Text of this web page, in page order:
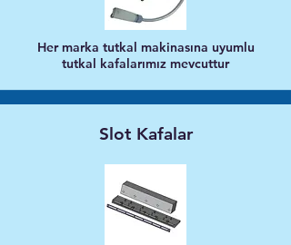
Her marka tutkal makinasına uyumlu
tutkal kafalarımız mevcuttur
Slot Kafalar